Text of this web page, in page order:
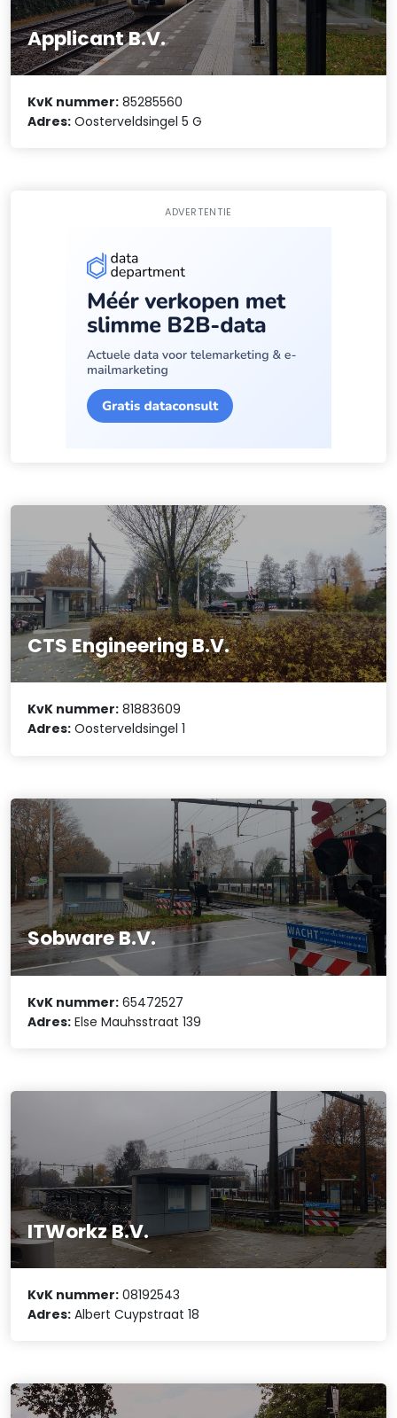
Applicant B.V.
KvK nummer: 85285560
Adres: Oosterveldsingel 5 G
ADVERTENTIE
CTS Engineering B.V.
KvK nummer: 81883609
Adres: Oosterveldsingel 1
Sobware B.V.
KvK nummer: 65472527
Adres: Else Mauhsstraat 139
ITWorkz B.V.
KvK nummer: 08192543
Adres: Albert Cuypstraat 18